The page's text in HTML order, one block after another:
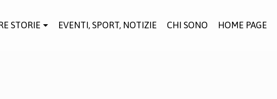
STORIE EVENTI, SPORT, NOTIZIE CHI SONO HOME PAGE